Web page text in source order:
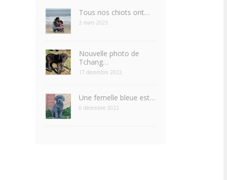
Tous nos chiots ont…
2 mars 2023
Nouvelle photo de
Tchang…
17 décembre 2022
Une femelle bleue est…
6 décembre 2022